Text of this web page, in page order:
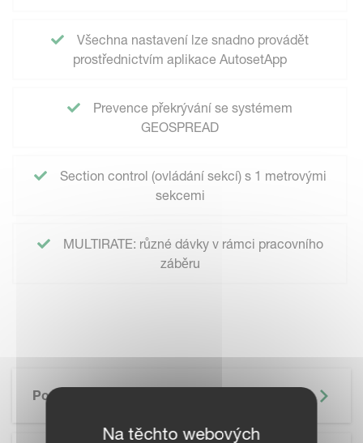
Všechna nastavení lze snadno provádět
prostřednictvím aplikace AutosetApp
Prevence překrývání se systémem
GEOSPREAD
Section control (ovládání sekcí) s 1 metrovými
sekcemi
MULTIRATE: různé dávky v rámci pracovního
záběru
Popis
Na těchto webových